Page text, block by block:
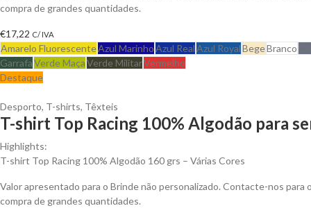
compra de grandes quantidades.
€17,22 C/ IVA
Amarelo FluorescenteAzul MarinhoAzul RealAzul RoyalBegeBranco
GarrafaVerde MaçaVerde MilitarVermelho
Destaque
Desporto, T-shirts, Têxteis
T-shirt Top Racing 100% Algodão para
Highlights:
T-shirt Top Racing 100% Algodão 160 grs – Várias Cores
Valor apresentado para o Brinde não personalizado. Contacte-nos para
compra de grandes quantidades.